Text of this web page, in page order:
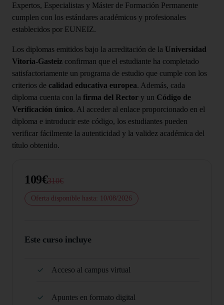
Expertos, Especialistas y Máster de Formación Permanente
cumplen con los estándares académicos y profesionales
establecidos por EUNEIZ.
Los diplomas emitidos bajo la acreditación de la Universidad
Vitoria-Gasteiz confirman que el estudiante ha completado
satisfactoriamente un programa de estudio que cumple con los
criterios de calidad educativa europea. Además, cada
diploma cuenta con la firma del Rector y un Código de
Verificación único. Al acceder al enlace proporcionado en el
diploma e introducir este código, los estudiantes pueden
verificar fácilmente la autenticidad y la validez académica del
título obtenido.
109€310€
Oferta disponible hasta: 10/08/2026
Este curso incluye
Acceso al campus virtual
Apuntes en formato digital